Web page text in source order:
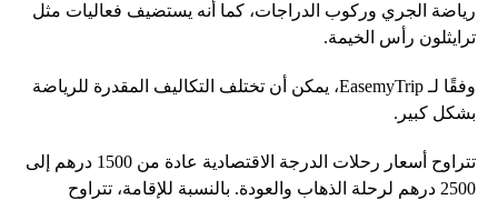
رياضة الجري وركوب الدراجات، كما أنه يستضيف فعاليات مثل
ترايثلون رأس الخيمة.
وفقًا لـ EasemyTrip، يمكن أن تختلف التكاليف المقدرة للرياضة
بشكل كبير.
تتراوح أسعار رحلات الدرجة الاقتصادية عادة من 1500 درهم إلى
2500 درهم لرحلة الذهاب والعودة. بالنسبة للإقامة، تتراوح